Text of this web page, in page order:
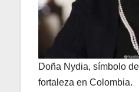
Doña Nydia, símbolo
fortaleza en Colombia.